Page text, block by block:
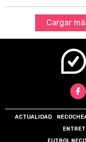
Cargar
ACTUALIDAD